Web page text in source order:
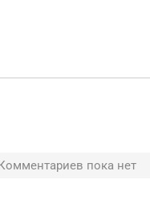
пока нет